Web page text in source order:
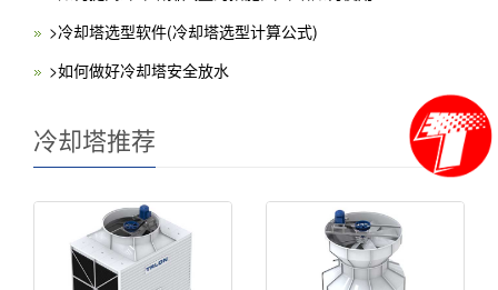
>冷却塔选型软件(冷却塔选型计算公式)
>如何做好冷却塔安全放水
冷却塔推荐